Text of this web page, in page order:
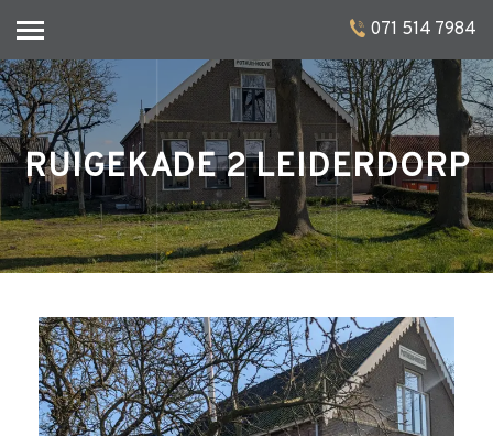
071 514 7984
RUIGEKADE 2 LEIDERDORP